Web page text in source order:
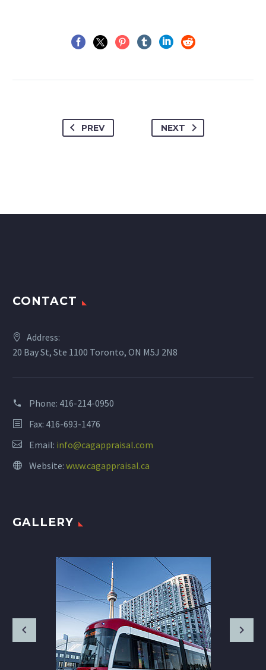
PREV NEXT
CONTACT
Address:
20 Bay St, Ste 1100 Toronto, ON M5J 2N8
Phone: 416-214-0950
Fax: 416-693-1476
Email: info@cagappraisal.com
Website: www.cagappraisal.ca
GALLERY